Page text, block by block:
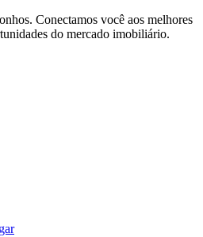
Conectamos você aos melhores
do mercado imobiliário.